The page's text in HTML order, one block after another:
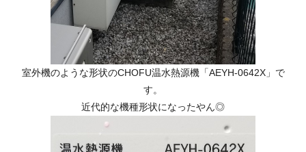
室外機のような形状のCHOFU温水熱源機「AEYH-0642X」 で
す。
近代的な機種形状になったやん◎